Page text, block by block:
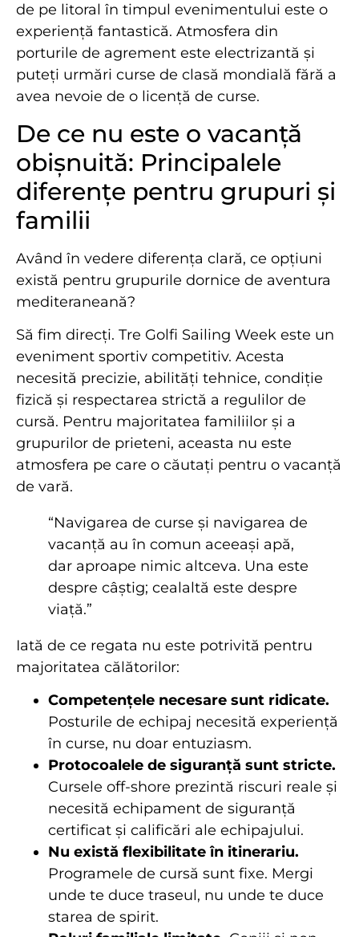
de pe litoral în timpul evenimentului este o
experiență fantastică. Atmosfera din
porturile de agrement este electrizantă și
puteți urmări curse de clasă mondială fără a
avea nevoie de o licență de curse.
De ce nu este o vacanță
obișnuită: Principalele
diferențe pentru grupuri și
familii
Având în vedere diferența clară, ce opțiuni
există pentru grupurile dornice de aventura
mediteraneană?
Să fim direcți. Tre Golfi Sailing Week este un
eveniment sportiv competitiv. Acesta
necesită precizie, abilități tehnice, condiție
fizică și respectarea strictă a regulilor de
cursă. Pentru majoritatea familiilor și a
grupurilor de prieteni, aceasta nu este
atmosfera pe care o căutați pentru o vacanță
de vară.
“Navigarea de curse și navigarea de
vacanță au în comun aceeași apă,
dar aproape nimic altceva. Una este
despre câștig; cealaltă este despre
viață.”
Iată de ce regata nu este potrivită pentru
majoritatea călătorilor:
Competențele necesare sunt ridicate.
Posturile de echipaj necesită experiență
în curse, nu doar entuziasm.
Protocoalele de siguranță sunt stricte.
Cursele off-shore prezintă riscuri reale și
necesită echipament de siguranță
certificat și calificări ale echipajului.
Nu există flexibilitate în itinerariu.
Programele de cursă sunt fixe. Mergi
unde te duce traseul, nu unde te duce
starea de spirit.